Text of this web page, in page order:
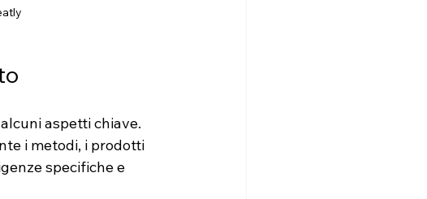
aspetti chiave.
i metodi, i prodotti
specifiche e